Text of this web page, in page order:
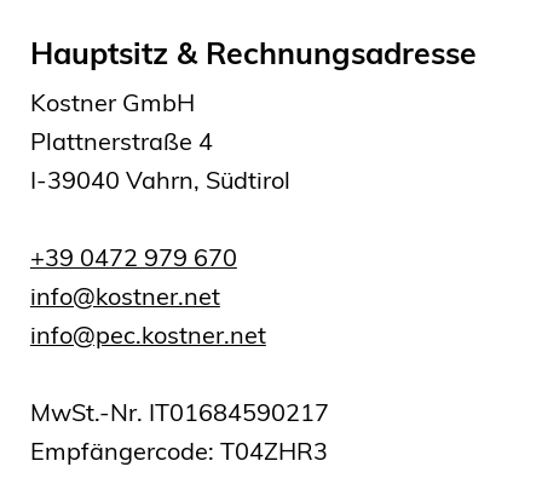
Hauptsitz & Rechnungsadresse
Kostner GmbH
Plattnerstraße 4
I-39040 Vahrn, Südtirol
+39 0472 979 670
info@kostner.net
info@pec.kostner.net
MwSt.-Nr. IT01684590217
Empfängercode: T04ZHR3